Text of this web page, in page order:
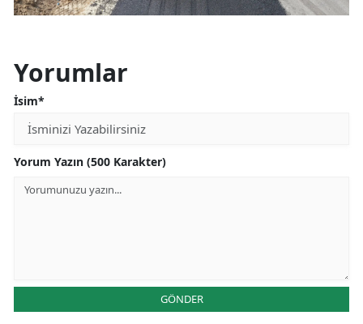
Yorumlar
İsim*
Yorum Yazın (500 Karakter)
GÖNDER